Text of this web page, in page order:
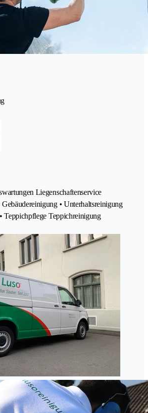
Liegenschaftenservice
• Unterhaltsreinigung
Teppichpflege Teppichreinigung